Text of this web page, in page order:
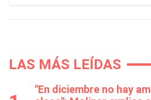
LAS MÁS LEÍDAS
"En diciembre no hay